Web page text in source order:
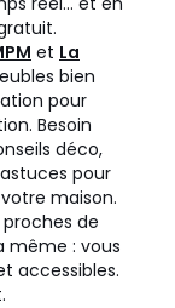
et La
bien
pour
Besoin
déco,
pour
maison.
proches de
même : vous
accessibles.